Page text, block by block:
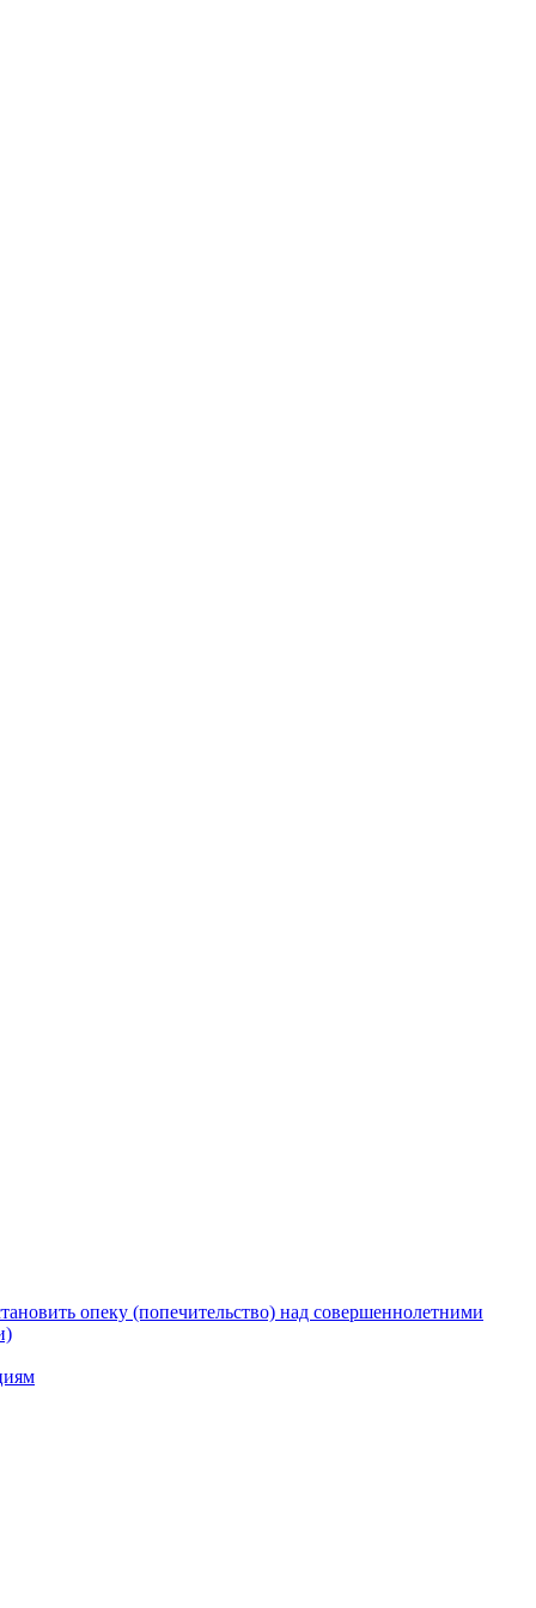
опеку (попечительство) над совершеннолетними